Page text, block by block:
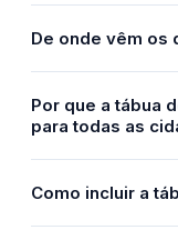
De onde vêm os
Por que a tábua
para todas as
Como incluir a